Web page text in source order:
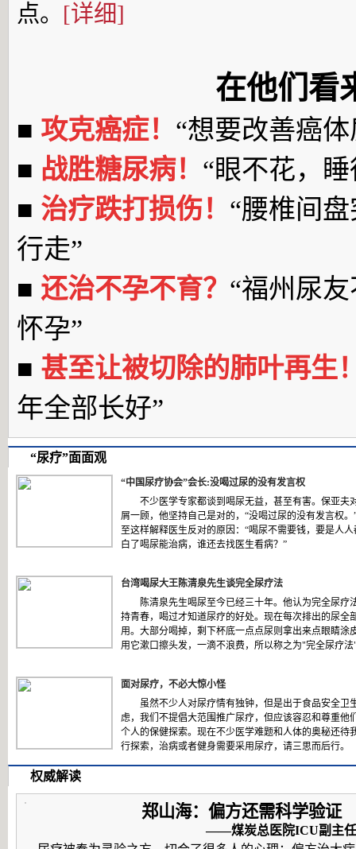
点。 [详细]
在他们看
■ 攻克癌症！ “想要改善癌
■ 战胜糖尿病！ “眼不花，
■ 治疗跌打损伤！ “腰椎间
行走”
■ 还治不孕不育？ “福州尿
怀孕”
■ 甚至让被切除的肺叶再生
年全部长好”
“尿疗”面面观
“中国尿疗协会”会长:没喝过尿的没有发言权
不少医学专家都谈到喝尿无益，甚至有害。保亚夫
屑一顾，他坚持自己是对的，“没喝过尿的没有发言权。
至这样解释医生反对的原因：“喝尿不需要钱，要是人人
白了喝尿能治病，谁还去找医生看病？”
台湾喝尿大王陈清泉先生谈完全尿疗法
陈清泉先生喝尿至今已经三十年。他认为完全尿疗
持青春，喝过才知道尿疗的好处。现在每次排出的尿全
用。大部分喝掉，剩下杯底一点点尿则拿出来点眼睛涂
用它漱口擦头发，一滴不浪费，所以称之为"完全尿疗法
面对尿疗，不必大惊小怪
虽然不少人对尿疗情有独钟，但是出于食品安全卫
虑，我们不提倡大范围推广尿疗，但应该容忍和尊重他
个人的保健探索。现在不少医学难题和人体的奥秘还待
行探索，治病或者健身需要采用尿疗，请三思而后行。
权威解读
郑山海：偏方还需科学验证
——煤炭总医院ICU副主任